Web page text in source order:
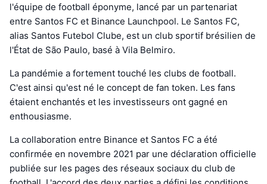
l'équipe de football éponyme, lancé par un partenariat
entre Santos FC et Binance Launchpool. Le Santos FC,
alias Santos Futebol Clube, est un club sportif brésilien de
l'État de São Paulo, basé à Vila Belmiro.
La pandémie a fortement touché les clubs de football.
C'est ainsi qu'est né le concept de fan token. Les fans
étaient enchantés et les investisseurs ont gagné en
enthousiasme.
La collaboration entre Binance et Santos FC a été
confirmée en novembre 2021 par une déclaration officielle
publiée sur les pages des réseaux sociaux du club de